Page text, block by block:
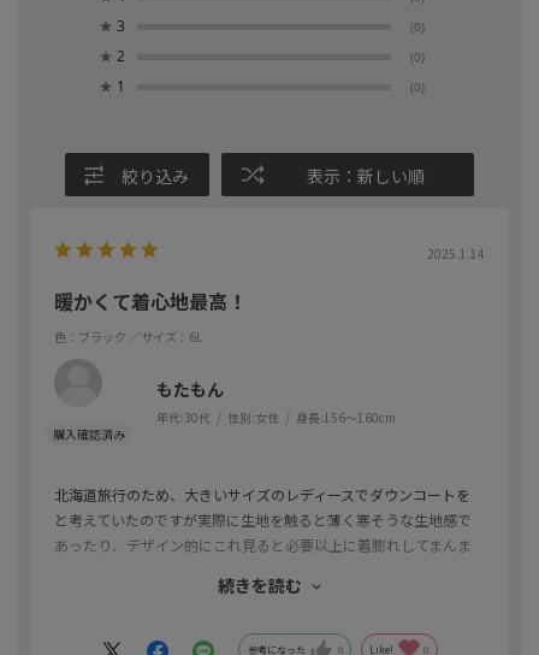
★ 3 (0)
★ 2 (0)
★ 1 (0)
絞り込み 表示：新しい順
2025.1.14
暖かくて着心地最高！
色：ブラック ／サイズ：6L
もたもん
年代:30代 性別:女性 身長:156～160cm
北海道旅行のため、大きいサイズのレディースでダウンコートを
と考えていたのですが実際に生地を触ると薄く寒そうな生地感で
あったり、デザイン的にこれ見ると必要以上に着膨れしてまんま
らの商品を発見して気に入ったので、サイズ違いをネットで注文
デザインも暖かさも凄く気に入ったので、寒い時期は活用してい
続きを読む
参考になった 0 Like! 0